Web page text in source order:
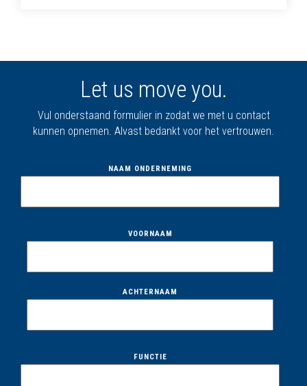
Let us move you.
Vul onderstaand formulier in zodat we met u contact
kunnen opnemen. Alvast bedankt voor het vertrouwen.
NAAM ONDERNEMING
VOORNAAM
ACHTERNAAM
FUNCTIE